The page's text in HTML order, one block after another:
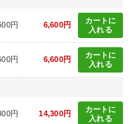
円 6,600円
カートに
入れる
円 6,600円
カートに
入れる
円 14,300円
カートに
入れる